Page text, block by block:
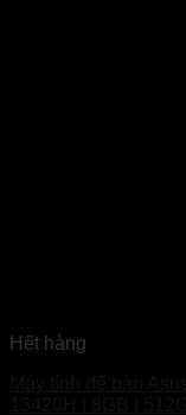
Hết hàng